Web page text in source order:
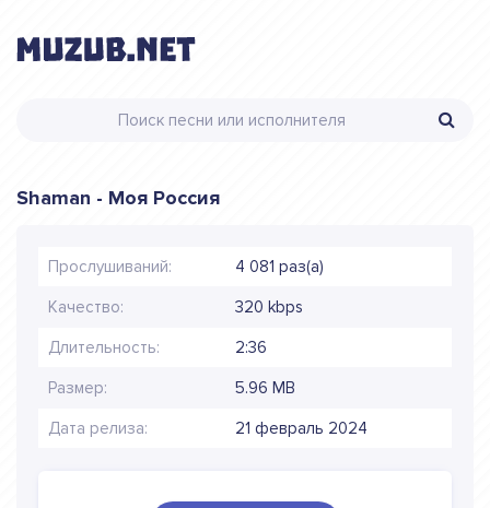
Shaman - Моя Россия
Прослушиваний: 4 081 раз(а)
Качество: 320 kbps
Длительность: 2:36
Размер: 5.96 MB
Дата релиза: 21 февраль 2024